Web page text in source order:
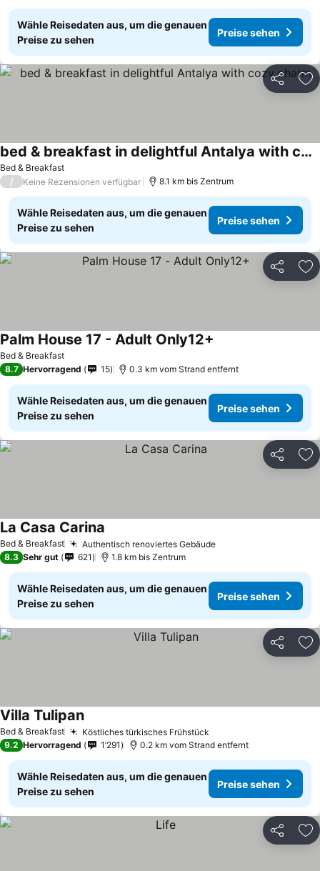
Wähle Reisedaten aus, um die genauen
Preise zu sehen
Preise sehen
Teilen
Bed & Breakfast
bed & breakfast in delightful Antalya with cozy charm
/ Keine Rezensionen verfügbar 8.1 km bis Zentrum
Wähle Reisedaten aus, um die genauen
Preise zu sehen
Preise sehen
Teilen
Bed & Breakfast
Palm House 17 - Adult Only12+
8.7 Hervorragend 15 0.3 km vom Strand entfernt
Wähle Reisedaten aus, um die genauen
Preise zu sehen
Preise sehen
Teilen
Bed & Breakfast Authentisch renoviertes Gebäude
La Casa Carina
8.3 Sehr gut 621 1.8 km bis Zentrum
Wähle Reisedaten aus, um die genauen
Preise zu sehen
Preise sehen
Teilen
Bed & Breakfast Köstliches türkisches Frühstück
Villa Tulipan
9.2 Hervorragend 1’291 0.2 km vom Strand entfernt
Wähle Reisedaten aus, um die genauen
Preise zu sehen
Preise sehen
Teilen